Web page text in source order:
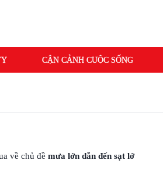
CẬN CẢNH CUỘC SỐNG
về chủ đề mưa lớn dẫn đến sạt lở